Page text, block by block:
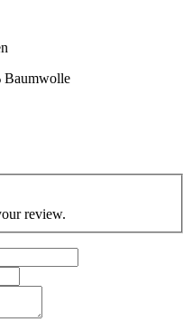
Baumwolle
review.